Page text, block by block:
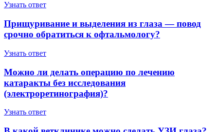
Узнать ответ
Прищуривание и выделения из глаза — повод
срочно обратиться к офтальмологу?
Узнать ответ
Можно ли делать операцию по лечению
катаракты без исследования
(электроретинография)?
Узнать ответ